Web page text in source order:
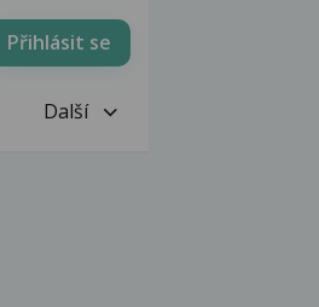
Přihlásit se
Další